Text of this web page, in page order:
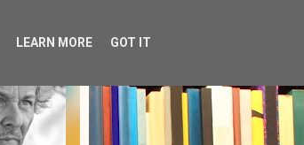
LEARN MORE GOT IT